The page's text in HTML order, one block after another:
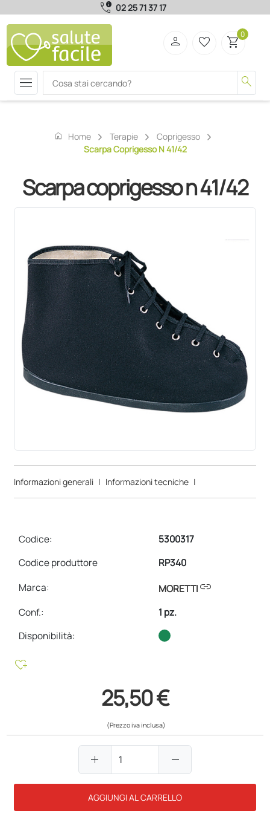
call_quality 02 25 71 37 17
menu search
person favorite_border shopping_cart0
home Home Terapie
Coprigesso
Scarpa Coprigesso N 41/42
Scarpa coprigesso n 41/42
Informazioni generali | Informazioni tecniche |
Codice:
5300317
Codice produttore
RP340
Marca:
MORETTIlink
Conf.:
1 pz.
Disponibilità:
heart_plus
25,50 €
(Prezzo iva inclusa)
add remove
AGGIUNGI AL CARRELLO